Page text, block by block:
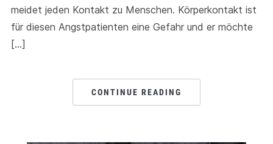
meidet jeden Kontakt zu Menschen. Körperkontakt ist
für diesen Angstpatienten eine Gefahr und er möchte
[…]
CONTINUE READING